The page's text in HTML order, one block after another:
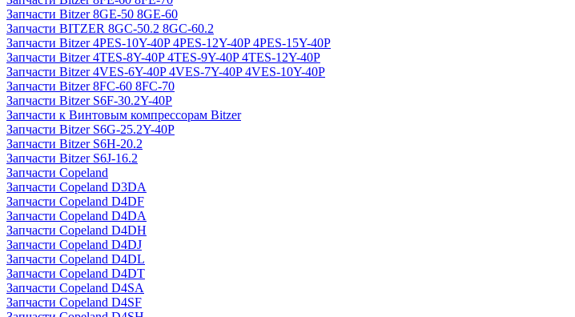
Запчасти Bitzer 8GE-50 8GE-60
Запчасти BITZER 8GC-50.2 8GC-60.2
Запчасти Bitzer 4PES-10Y-40P 4PES-12Y-40P 4PES-15Y-40P
Запчасти Bitzer 4TES-8Y-40P 4TES-9Y-40P 4TES-12Y-40P
Запчасти Bitzer 4VES-6Y-40P 4VES-7Y-40P 4VES-10Y-40P
Запчасти Bitzer 8FC-60 8FC-70
Запчасти Bitzer S6F-30.2Y-40P
Запчасти к Винтовым компрессорам Bitzer
Запчасти Bitzer S6G-25.2Y-40P
Запчасти Bitzer S6H-20.2
Запчасти Bitzer S6J-16.2
Запчасти Copeland
Запчасти Copeland D3DA
Запчасти Copeland D4DF
Запчасти Copeland D4DA
Запчасти Copeland D4DH
Запчасти Copeland D4DJ
Запчасти Copeland D4DL
Запчасти Copeland D4DT
Запчасти Copeland D4SA
Запчасти Copeland D4SF